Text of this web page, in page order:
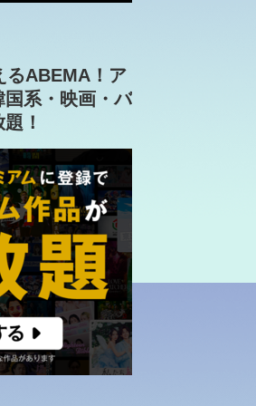
るABEMA！ア
系・映画・バ
！